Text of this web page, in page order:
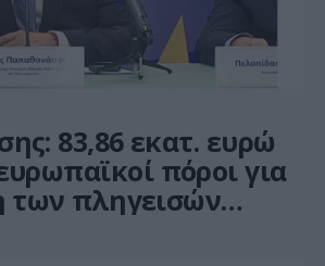
83,86 εκατ. ευρώ
πόροι για
των πληγεισών
Περιφέρειας